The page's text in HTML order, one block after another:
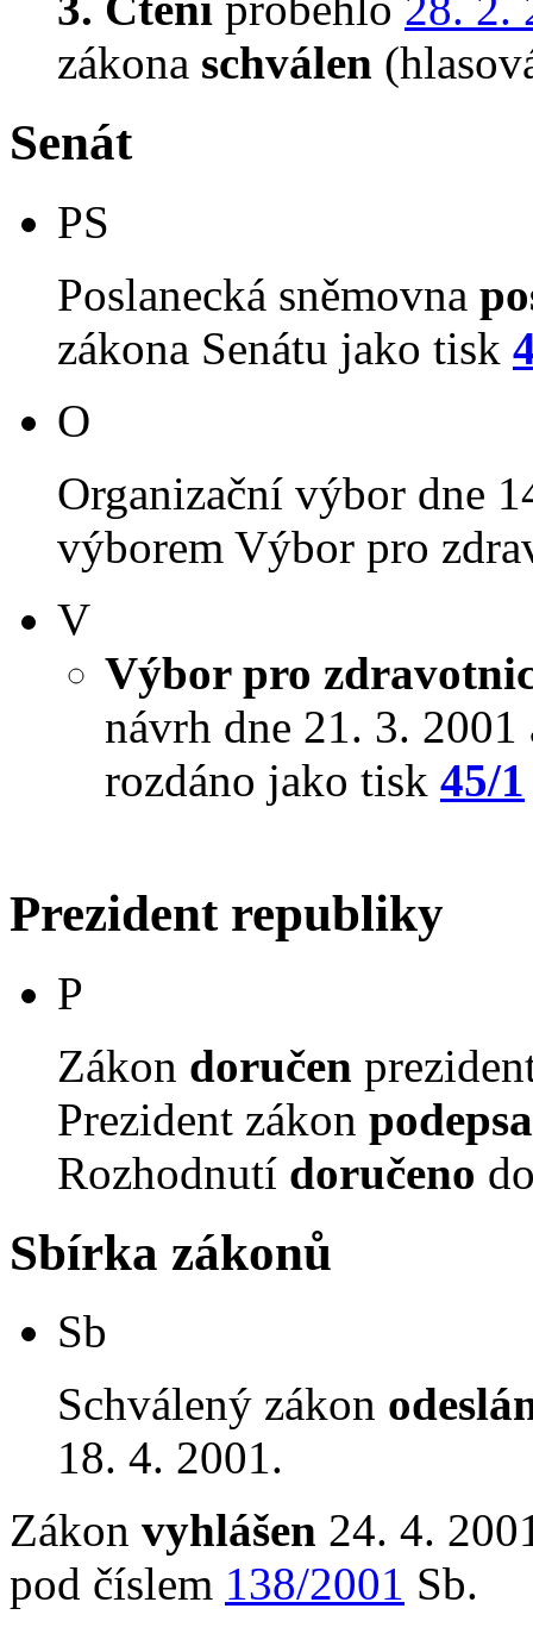
zákona schválen
Senát
PS
Poslanecká sněmovna
zákona Senátu jako tisk
O
Organizační výbor dne
výborem Výbor pro
V
Výbor pro
návrh dne 21. 3.
rozdáno jako tisk 45/1
Prezident republiky
P
Zákon doručen
Prezident zákon
Rozhodnutí doručeno
Sbírka zákonů
Sb
Schválený zákon
18. 4. 2001.
Zákon vyhlášen 24. 4.
pod číslem 138/2001 Sb.